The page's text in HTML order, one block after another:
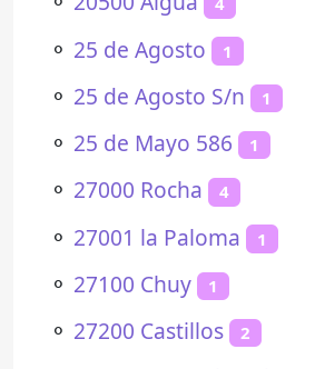
⚬ 25 de Agosto 1
⚬ 25 de Agosto S/n 1
⚬ 25 de Mayo 586 1
⚬ 27000 Rocha 4
⚬ 27001 la Paloma 1
⚬ 27100 Chuy 1
⚬ 27200 Castillos 2